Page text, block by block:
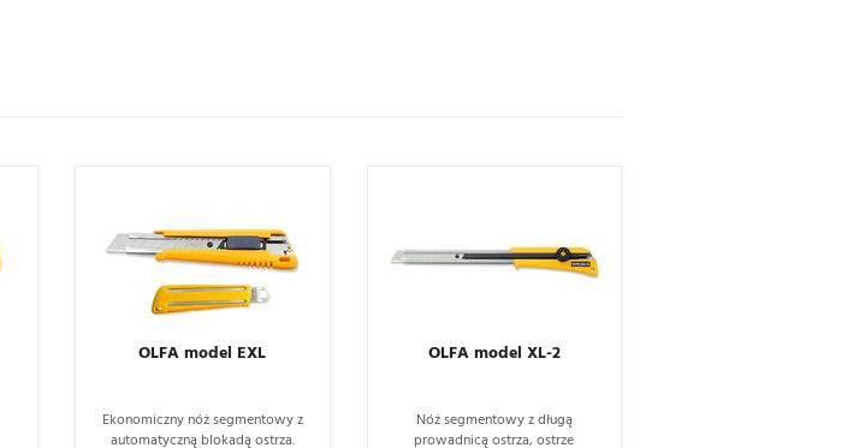
OLFA model EXL
Ekonomiczny nóż segmentowy z
automatyczną blokadą ostrza.
OLFA model XL-2
Nóż segmentowy z długą
prowadnicą ostrza, ostrze